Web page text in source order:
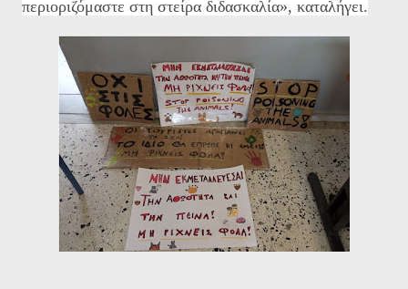
περιοριζόμαστε στη στείρα διδασκαλία», καταλήγει.